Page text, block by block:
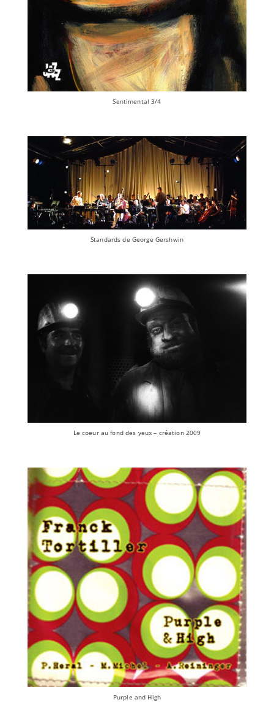
Sentimental 3/4
Standards de George Gershwin
Le coeur au fond des yeux – création 2009
Purple and High